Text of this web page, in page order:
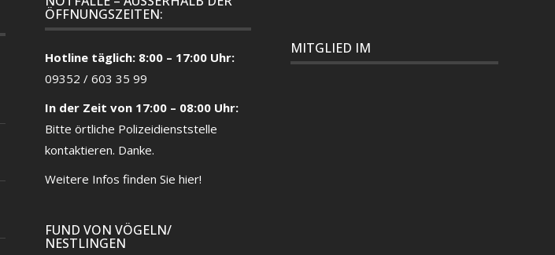
ÖFFNUNGSZEITEN:
Hotline täglich: 8:00 – 17:00 Uhr:
09352 / 603 35 99
In der Zeit von 17:00 – 08:00 Uhr:
Bitte örtliche Polizeidienststelle
kontaktieren. Danke.
Weitere Infos finden Sie hier!
FUND VON VÖGELN/
NESTLINGEN
MITGLIED IM